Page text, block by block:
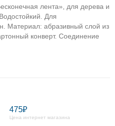
лента», для дерева и
Для
Материал: абразивный слой из
конверт. Соединение
475₽
Цена интернет магазина